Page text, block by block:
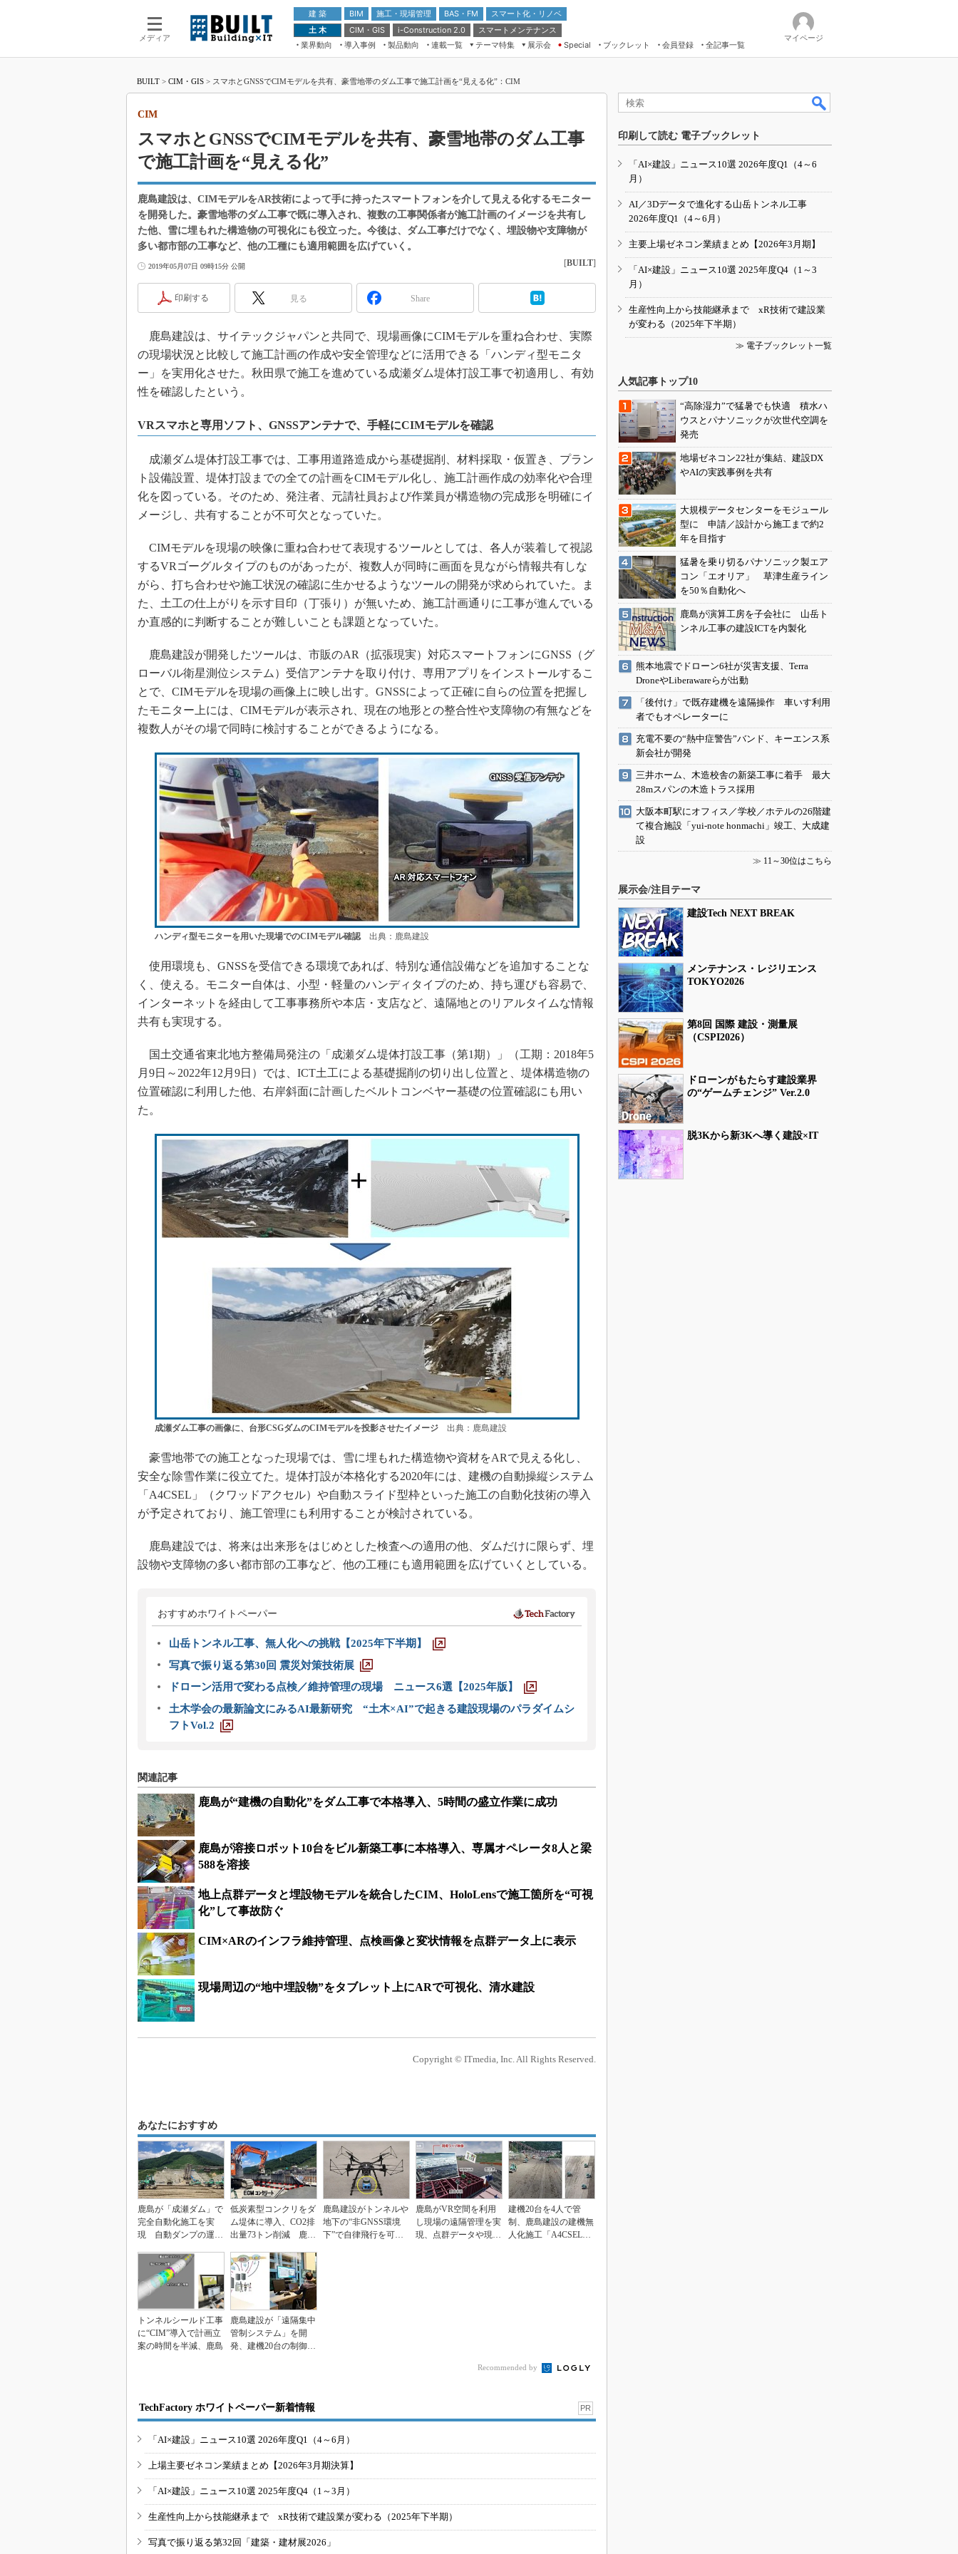
メディア
建 築 BIM 施工・現場管理 BAS・FM
スマート化・リノベ
土 木
CIM・GIS i-Construction 2.0
スマートメンテナンス
業界動向
導入事例 製品動向 連載一覧
テーマ特集
ドローンがもたらす建設業界の“ゲー
ムチェンジ” Ver.2.0
“Society5.0”時代のスマートビル
展示会
第8回 国際 建設・測量展
築・土木・不動産の先端技術展－
メンテナンス・レジリエンスOSAKA
日本 ものづくりワールド 2020
メンテナンス・レジリエンスTOKYO
2019
Special ブックレット 会員登録 全記事一覧
マイページ
BUILT > CIM・GIS > スマホとGNSSでCIMモデルを共有、豪雪地帯のダム工事で施工計画を“見える化”：CIM
スマホとGNSSでCIMモデルを共有、豪雪地帯のダム工事
で施工計画を“見える化”
CIM
鹿島建設は、CIMモデルをAR技術によって手に持ったスマートフォンを介して見える化するモニター
を開発した。豪雪地帯のダム工事で既に導入され、複数の工事関係者が施工計画のイメージを共有し
た他、雪に埋もれた構造物の可視化にも役立った。今後は、ダム工事だけでなく、埋設物や支障物が
多い都市部の工事など、他の工種にも適用範囲を広げていく。
2019年05月07日 09時15分 公開 [BUILT]
印刷する 見る Share
鹿島建設は、サイテックジャパンと共同で、現場画像にCIMモデルを重ね合わせ、実際
の現場状況と比較して施工計画の作成や安全管理などに活用できる「ハンディ型モニタ
ー」を実用化させた。秋田県で施工を進めている成瀬ダム堤体打設工事で初適用し、有効
性を確認したという。
VRスマホと専用ソフト、GNSSアンテナで、手軽にCIMモデルを確認
成瀬ダム堤体打設工事では、工事用道路造成から基礎掘削、材料採取・仮置き、プラン
ト設備設置、堤体打設までの全ての計画をCIMモデル化し、施工計画作成の効率化や合理
化を図っている。そのため、発注者、元請社員および作業員が構造物の完成形を明確にイ
メージし、共有することが不可欠となっていた。
CIMモデルを現場の映像に重ね合わせて表現するツールとしては、各人が装着して視認
するVRゴーグルタイプのものがあったが、複数人が同時に画面を見ながら情報共有しな
がら、打ち合わせや施工状況の確認に生かせるようなツールの開発が求められていた。ま
た、土工の仕上がりを示す目印（丁張り）が無いため、施工計画通りに工事が進んでいる
か直感的に判断することが難しいことも課題となっていた。
鹿島建設が開発したツールは、市販のAR（拡張現実）対応スマートフォンにGNSS（グ
ローバル衛星測位システム）受信アンテナを取り付け、専用アプリをインストールするこ
とで、CIMモデルを現場の画像上に映し出す。GNSSによって正確に自らの位置を把握し
たモニター上には、CIMモデルが表示され、現在の地形との整合性や支障物の有無などを
複数人がその場で同時に検討することができるようになる。
ハンディ型モニターを用いた現場でのCIMモデル確認出典：鹿島建設
使用環境も、GNSSを受信できる環境であれば、特別な通信設備などを追加することな
く、使える。モニター自体は、小型・軽量のハンディタイプのため、持ち運びも容易で、
インターネットを経由して工事事務所や本店・支店など、遠隔地とのリアルタイムな情報
共有も実現する。
国土交通省東北地方整備局発注の「成瀬ダム堤体打設工事（第1期）」（工期：2018年5
月9日～2022年12月9日）では、ICT土工による基礎掘削の切り出し位置と、堤体構造物の
位置確認に利用した他、右岸斜面に計画したベルトコンベヤー基礎の位置確認にも用い
た。
成瀬ダム工事の画像に、台形CSGダムのCIMモデルを投影させたイメージ出典：鹿島建設
豪雪地帯での施工となった現場では、雪に埋もれた構造物や資材をARで見える化し、
安全な除雪作業に役立てた。堤体打設が本格化する2020年には、建機の自動操縦システム
「A4CSEL」（クワッドアクセル）や自動スライド型枠といった施工の自動化技術の導入
が予定されており、施工管理にも利用することが検討されている。
鹿島建設では、将来は出来形をはじめとした検査への適用の他、ダムだけに限らず、埋
設物や支障物の多い都市部の工事など、他の工種にも適用範囲を広げていくとしている。
おすすめホワイトペーパー
山岳トンネル工事、無人化への挑戦【2025年下半期】
写真で振り返る第30回 震災対策技術展
ドローン活用で変わる点検／維持管理の現場 ニュース6選【2025年版】
土木学会の最新論文にみるAI最新研究 “土木×AI”で起きる建設現場のパラダイムシ
フトVol.2
関連記事
鹿島が“建機の自動化”をダム工事で本格導入、5時間の盛立作業に成功
鹿島が溶接ロボット10台をビル新築工事に本格導入、専属オペレータ8人と梁
588を溶接
地上点群データと埋設物モデルを統合したCIM、HoloLensで施工箇所を“可視
化”して事故防ぐ
CIM×ARのインフラ維持管理、点検画像と変状情報を点群データ上に表示
現場周辺の“地中埋設物”をタブレット上にARで可視化、清水建設
Copyright © ITmedia, Inc. All Rights Reserved.
あなたにおすすめ
鹿島が「成瀬ダム」で
完全自動化施工を実
現 自動ダンプの運搬
工...
低炭素型コンクリをダ
ム堤体に導入、CO2排
出量73トン削減 鹿島
鹿島建設がトンネルや
地下の“非GNSS環境
下”で自律飛行を可能
鹿島がVR空間を利用
し現場の遠隔管理を実
現、点群データや現場
建機20台を4人で管
制、鹿島建設の建機無
人化施工「A4CSEL」
トンネルシールド工事
に“CIM”導入で計画立
案の時間を半減、鹿島
鹿島建設が「遠隔集中
管制システム」を開
発、建機20台の制御と
Recommended by
TechFactory ホワイトペーパー新着情報 PR
「AI×建設」ニュース10選 2026年度Q1（4～6月）
上場主要ゼネコン業績まとめ【2026年3月期決算】
「AI×建設」ニュース10選 2025年度Q4（1～3月）
生産性向上から技能継承まで xR技術で建設業が変わる（2025年下半期）
写真で振り返る第32回「建築・建材展2026」
印刷して読む 電子ブックレット
「AI×建設」ニュース10選 2026年度Q1（4～6
月）
AI／3Dデータで進化する山岳トンネル工事
2026年度Q1（4～6月）
主要上場ゼネコン業績まとめ【2026年3月期】
「AI×建設」ニュース10選 2025年度Q4（1～3
月）
生産性向上から技能継承まで xR技術で建設業
が変わる（2025年下半期）
≫ 電子ブックレット一覧
人気記事トップ10
“高除湿力”で猛暑でも快適 積水ハ
ウスとパナソニックが次世代空調を
発売
地場ゼネコン22社が集結、建設DX
やAIの実践事例を共有
大規模データセンターをモジュール
型に 申請／設計から施工まで約2
年を目指す
猛暑を乗り切るパナソニック製エア
コン「エオリア」 草津生産ライン
を50％自動化へ
鹿島が演算工房を子会社に 山岳ト
ンネル工事の建設ICTを内製化
熊本地震でドローン6社が災害支援、Terra
DroneやLiberawareらが出動
「後付け」で既存建機を遠隔操作 車いす利用
者でもオペレーターに
充電不要の“熱中症警告”バンド、キーエンス系
新会社が開発
三井ホーム、木造校舎の新築工事に着手 最大
28mスパンの木造トラス採用
大阪本町駅にオフィス／学校／ホテルの26階建
て複合施設「yui-note honmachi」竣工、大成建
設
≫ 11～30位はこちら
展示会/注目テーマ
建設Tech NEXT BREAK
メンテナンス・レジリエンス
TOKYO2026
第8回 国際 建設・測量展
（CSPI2026）
ドローンがもたらす建設業界
の“ゲームチェンジ” Ver.2.0
脱3Kから新3Kへ導く建設×IT